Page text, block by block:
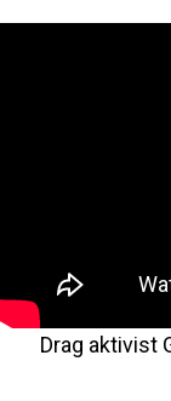
Drag aktivist